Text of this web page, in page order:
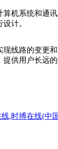
机系统和通
计。
线路的变
供用户长远的
,时搏在线(中